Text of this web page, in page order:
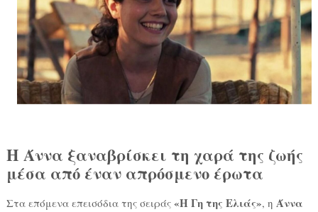
Η Άννα ξαναβρίσκει τη χαρά της ζωής
μέσα από έναν απρόσμενο έρωτα
Στα επόμενα επεισόδια της σειράς «Η Γη της Ελιάς», η Άννα